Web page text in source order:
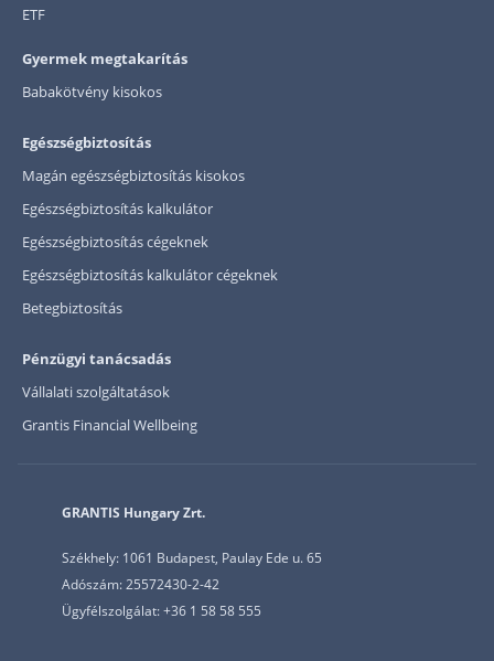
ETF
Gyermek megtakarítás
Babakötvény kisokos
Egészségbiztosítás
Magán egészségbiztosítás kisokos
Egészségbiztosítás kalkulátor
Egészségbiztosítás cégeknek
Egészségbiztosítás kalkulátor cégeknek
Betegbiztosítás
Pénzügyi tanácsadás
Vállalati szolgáltatások
Grantis Financial Wellbeing
GRANTIS Hungary Zrt.
Székhely: 1061 Budapest, Paulay Ede u. 65
Adószám: 25572430-2-42
Ügyfélszolgálat: +36 1 58 58 555